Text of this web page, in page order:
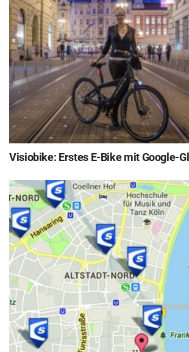
Visiobike: Erstes E-Bike mit Google-